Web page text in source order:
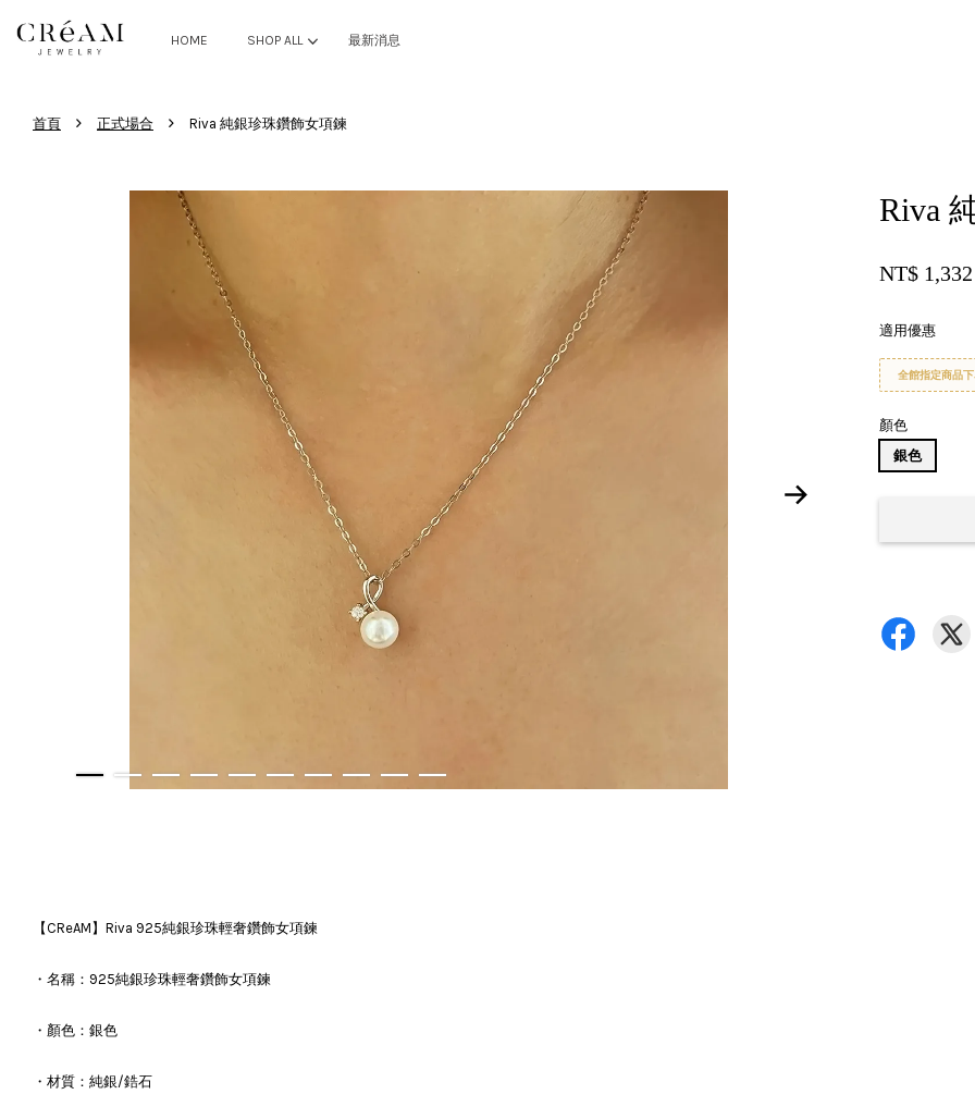
HOME SHOP ALL 最新消息
首頁 › 正式場合 › Riva 純銀珍珠鑽飾女項鍊
Riva
NT$
適用優惠
全館指定商品
顏色
銀色
【CReAM】Riva 925純銀珍珠輕奢鑽飾女項鍊
・名稱：925純銀珍珠輕奢鑽飾女項鍊
・顏色：銀色
・材質：純銀/鋯石
您的購物車目前還是空的。